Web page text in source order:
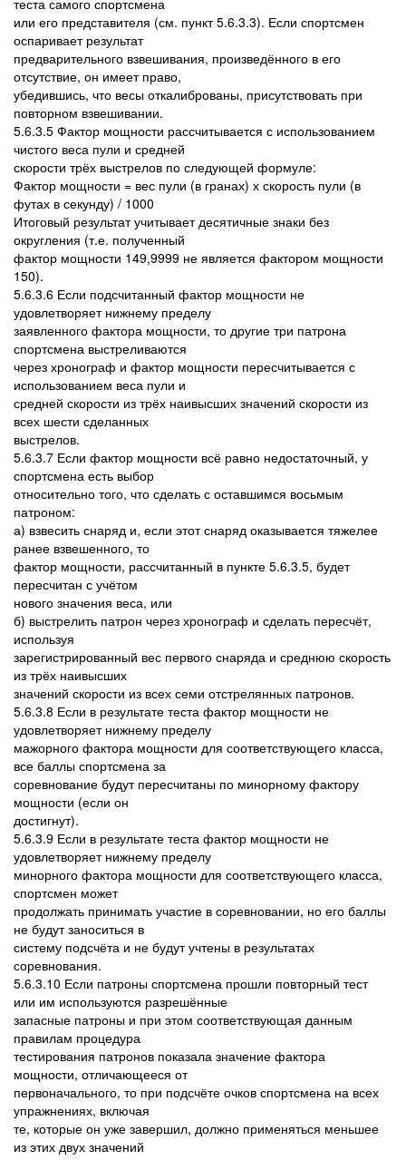
теста самого спортсмена
или его представителя (см. пункт 5.6.3.3). Если спортсмен
оспаривает результат
предварительного взвешивания, произведённого в его
отсутствие, он имеет право,
убедившись, что весы откалиброваны, присутствовать при
повторном взвешивании.
5.6.3.5 Фактор мощности рассчитывается с использованием
чистого веса пули и средней
скорости трёх выстрелов по следующей формуле:
Фактор мощности = вес пули (в гранах) х скорость пули (в
футах в секунду) / 1000
Итоговый результат учитывает десятичные знаки без
округления (т.е. полученный
фактор мощности 149,9999 не является фактором мощности
150).
5.6.3.6 Если подсчитанный фактор мощности не
удовлетворяет нижнему пределу
заявленного фактора мощности, то другие три патрона
спортсмена выстреливаются
через хронограф и фактор мощности пересчитывается с
использованием веса пули и
средней скорости из трёх наивысших значений скорости из
всех шести сделанных
выстрелов.
5.6.3.7 Если фактор мощности всё равно недостаточный, у
спортсмена есть выбор
относительно того, что сделать с оставшимся восьмым
патроном:
а) взвесить снаряд и, если этот снаряд оказывается тяжелее
ранее взвешенного, то
фактор мощности, рассчитанный в пункте 5.6.3.5, будет
пересчитан с учётом
нового значения веса, или
б) выстрелить патрон через хронограф и сделать пересчёт,
используя
зарегистрированный вес первого снаряда и среднюю скорость
из трёх наивысших
значений скорости из всех семи отстрелянных патронов.
5.6.3.8 Если в результате теста фактор мощности не
удовлетворяет нижнему пределу
мажорного фактора мощности для соответствующего класса,
все баллы спортсмена за
соревнование будут пересчитаны по минорному фактору
мощности (если он
достигнут).
5.6.3.9 Если в результате теста фактор мощности не
удовлетворяет нижнему пределу
минорного фактора мощности для соответствующего класса,
спортсмен может
продолжать принимать участие в соревновании, но его баллы
не будут заноситься в
систему подсчёта и не будут учтены в результатах
соревнования.
5.6.3.10 Если патроны спортсмена прошли повторный тест
или им используются разрешённые
запасные патроны и при этом соответствующая данным
правилам процедура
тестирования патронов показала значение фактора
мощности, отличающееся от
первоначального, то при подсчёте очков спортсмена на всех
упражнениях, включая
те, которые он уже завершил, должно применяться меньшее
из этих двух значений